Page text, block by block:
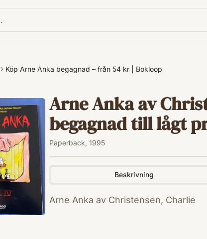
Köp Arne Anka begagnad – från 54 kr | Bokloop
Arne Anka av
begagnad till lågt
Paperback, 1995
Beskrivning
Arne Anka av Christensen, Charlie